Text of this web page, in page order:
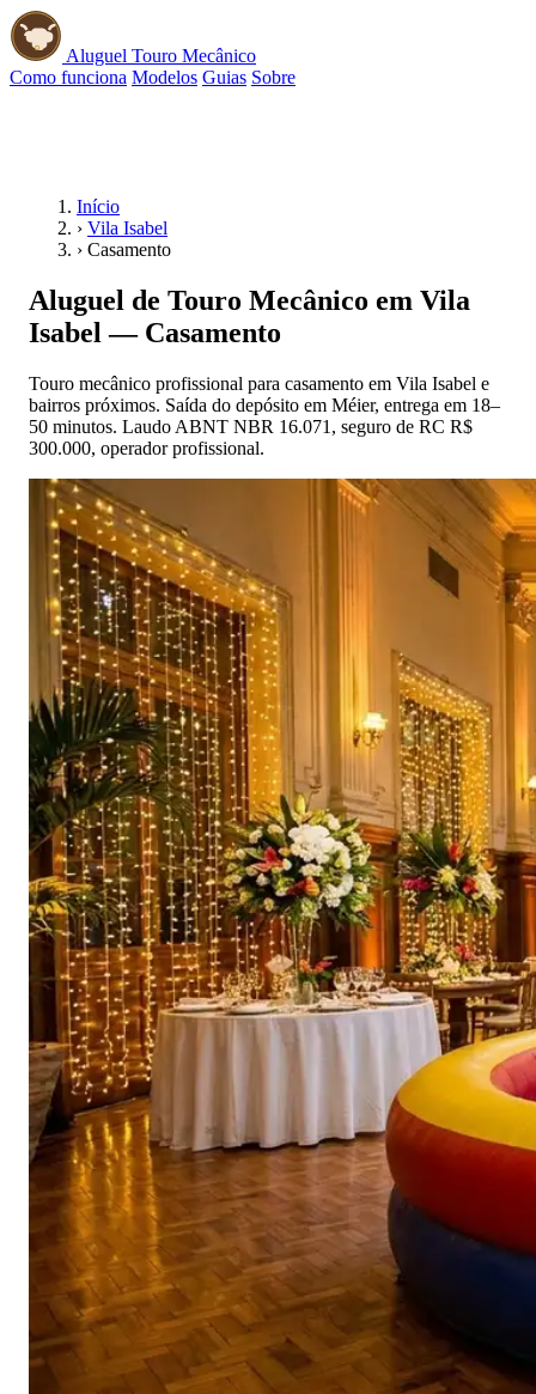
Aluguel Touro Mecânico
Como funciona Modelos Guias Sobre
Início
› Vila Isabel
› Casamento
Aluguel de Touro Mecânico em Vila
Isabel — Casamento
Touro mecânico profissional para casamento em Vila Isabel e
bairros próximos. Saída do depósito em Méier, entrega em 18–
50 minutos. Laudo ABNT NBR 16.071, seguro de RC R$
300.000, operador profissional.